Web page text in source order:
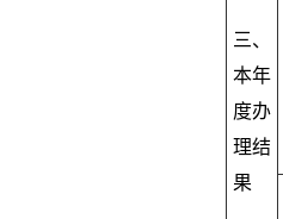
三、
本年
度办
理结
果